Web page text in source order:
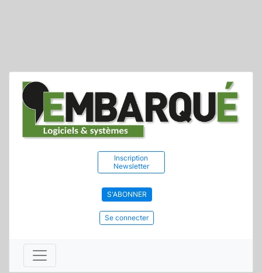
Inscription
Newsletter
S'ABONNER
Se connecter